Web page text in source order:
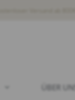
ÜBER UNS